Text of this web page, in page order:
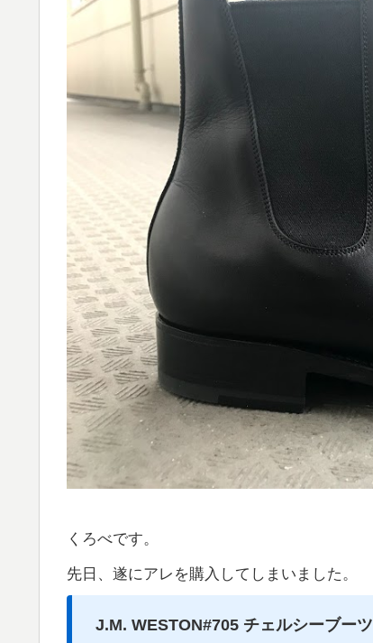
くろべです。
先日、遂にアレを購入してしまいました。
J.M. WESTON#705 チェルシーブーツ